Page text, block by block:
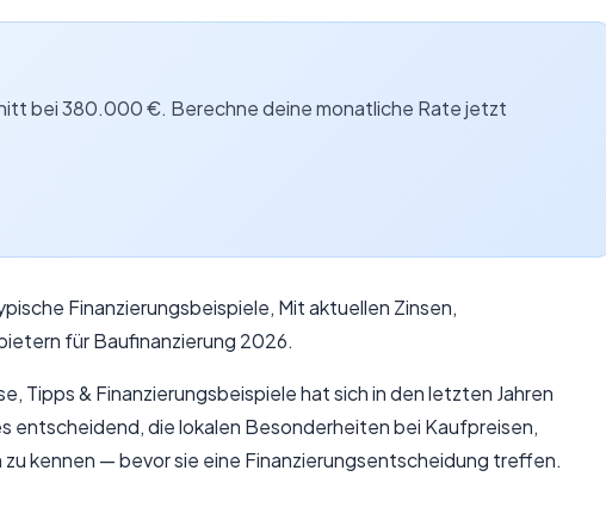
bei 380.000 €. Berechne deine monatliche Rate jetzt
Finanzierungsbeispiele, Mit aktuellen Zinsen,
für Baufinanzierung 2026.
Tipps & Finanzierungsbeispiele hat sich in den letzten Jahren
entscheidend, die lokalen Besonderheiten bei Kaufpreisen,
kennen — bevor sie eine Finanzierungsentscheidung treffen.